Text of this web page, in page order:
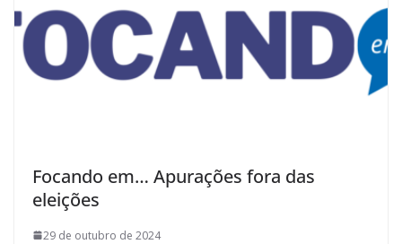
Focando em… Apurações fora das
eleições
29 de outubro de 2024